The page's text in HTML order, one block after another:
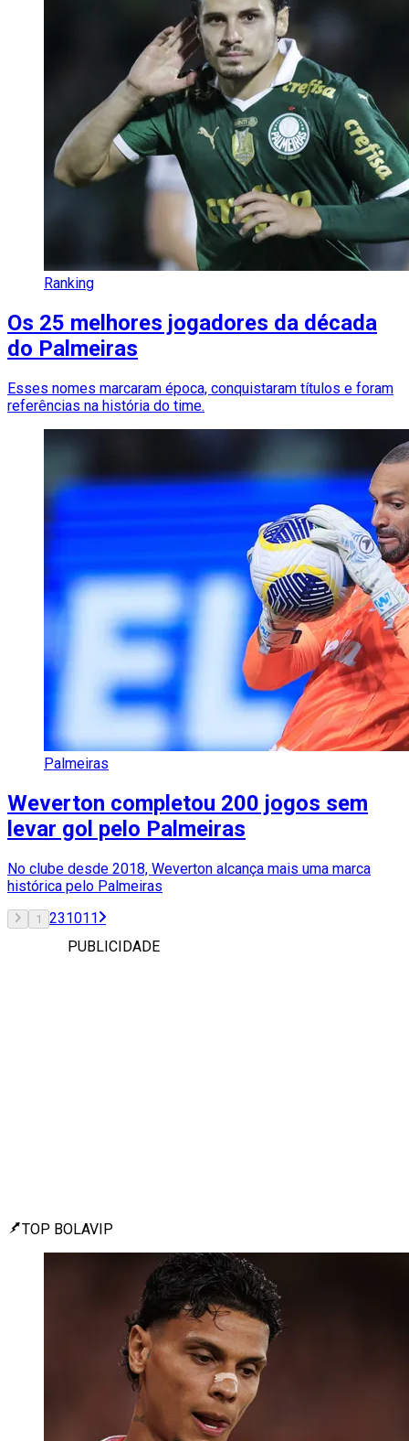
Ranking
Os 25 melhores jogadores da década
do Palmeiras
Esses nomes marcaram época, conquistaram títulos e foram
referências na história do time.
Palmeiras
Weverton completou 200 jogos sem
levar gol pelo Palmeiras
No clube desde 2018, Weverton alcança mais uma marca
histórica pelo Palmeiras
1 231011
PUBLICIDADE
TOP BOLAVIP